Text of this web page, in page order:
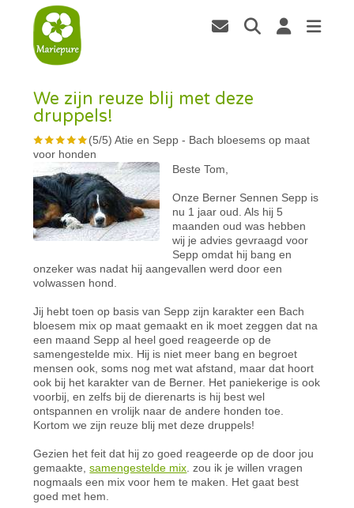
We zijn reuze blij met deze
druppels!
(5/5)Atie en Sepp - Bach bloesems op maat
voor honden
Beste Tom,
Onze Berner Sennen Sepp is
nu 1 jaar oud. Als hij 5
maanden oud was hebben
wij je advies gevraagd voor
Sepp omdat hij bang en
onzeker was nadat hij aangevallen werd door een
volwassen hond.
Jij hebt toen op basis van Sepp zijn karakter een Bach
bloesem mix op maat gemaakt en ik moet zeggen dat na
een maand Sepp al heel goed reageerde op de
samengestelde mix. Hij is niet meer bang en begroet
mensen ook, soms nog met wat afstand, maar dat hoort
ook bij het karakter van de Berner. Het paniekerige is ook
voorbij, en zelfs bij de dierenarts is hij best wel
ontspannen en vrolijk naar de andere honden toe.
Kortom we zijn reuze blij met deze druppels!
Gezien het feit dat hij zo goed reageerde op de door jou
gemaakte,samengestelde mix . zou ik je willen vragen
nogmaals een mix voor hem te maken. Het gaat best
goed met hem.